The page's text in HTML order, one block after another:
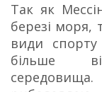
Так як
березі моря,
види спорту
більше